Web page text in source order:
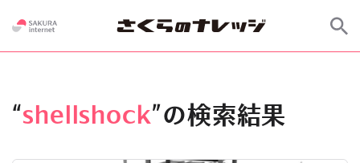
“shellshock”の検索結果